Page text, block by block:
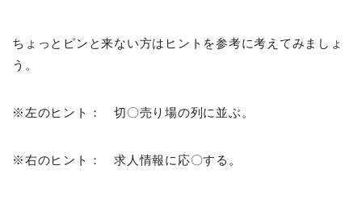
ちょっとピンと来ない方はヒントを参考に考えてみましょ
う。
※左のヒント： 切〇売り場の列に並ぶ。
※右のヒント： 求人情報に応〇する。